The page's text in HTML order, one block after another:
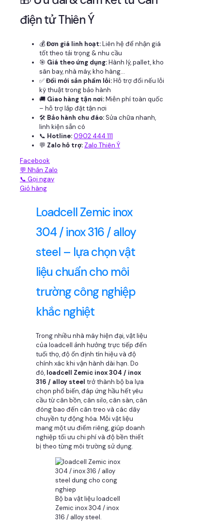
điện tử Thiên Ý
💰Đơn giá linh hoạt:Liên hệ để nhận giá
tốt theo tải trọng & nhu cầu
🎯 Giá theo ứng dụng:Hành lý, pallet, kho
sân bay, nhà máy, kho hàng...
✅Đổi mới sản phẩm lỗi:Hỗ trợ đổi nếu lỗi
kỹ thuật trong bảo hành
🚚 Giao hàng tận nơi:Miễn phí toàn quốc
– hỗ trợ lắp đặt tận nơi
🛠 Bảo hành chu đáo:Sửa chữa nhanh,
linh kiện sẵn có
📞 Hotline:0902 444 111
💬 Zalo hỗ trợ: Zalo Thiên Ý
Facebook
💬 Nhắn Zalo
📞 Gọi ngay
Giỏ hàng
Loadcell Zemic inox
304 / inox 316 / alloy
steel – lựa chọn vật
liệu chuẩn cho môi
trường công nghiệp
khắc nghiệt
Trong nhiều nhà máy hiện đại, vật liệu
của loadcell ảnh hưởng trực tiếp đến
tuổi thọ, độ ổn định tín hiệu và độ
chính xác khi vận hành dài hạn. Do
đó, loadcell Zemic inox 304 / inox
316 / alloy steel trở thành bộ ba lựa
chọn phổ biến, đáp ứng hầu hết yêu
cầu từ cân bồn, cân silo, cân sàn, cân
đóng bao đến cân treo và các dây
chuyền tự động hóa. Mỗi vật liệu
mang một ưu điểm riêng, giúp doanh
nghiệp tối ưu chi phí và độ bền thiết
bị theo từng môi trường sử dụng.
Bộ ba vật liệu loadcell
Zemic inox 304 / inox
316 / alloy steel.